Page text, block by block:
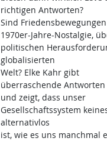
richtigen Antworten?
Sind
1970er-Jahre-Nostalgie,
politischen
globalisierten
Welt? Elke Kahr gibt
überraschende Antworten
und zeigt, dass unser
Gesellschaftssystem
alternativlos
ist, wie es uns manchmal